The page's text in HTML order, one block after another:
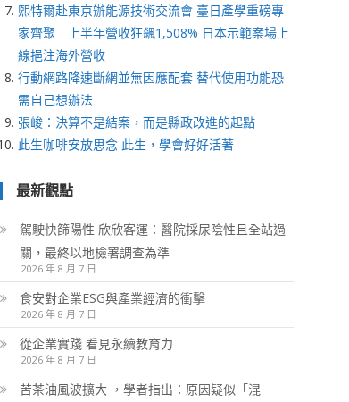
熙特爾赴東京辦能源技術交流會 臺日產學重磅專
家齊聚 上半年營收狂飆1,508% 日本示範案場上
線挹注海外營收
行動網路降速斷網並無因應配套 替代使用功能恐
需自己想辦法
張峻：決算不是結案，而是縣政改進的起點
此生咖啡安放思念 此生，學會好好活著
最新觀點
駕駛快篩陽性 欣欣客運：醫院採尿陰性且全站過
關，最終以地檢署調查為準
2026 年 8 月 7 日
食安對企業ESG與產業經濟的衝擊
2026 年 8 月 7 日
從企業實踐 看見永續教育力
2026 年 8 月 7 日
苦茶油風波擴大 ，學者指出：原因疑似「混